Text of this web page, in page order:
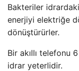
Bakteriler
enerjiyi elektriğe
dönüştürürler.
Bir akıllı telefonu
idrar yeterlidir.